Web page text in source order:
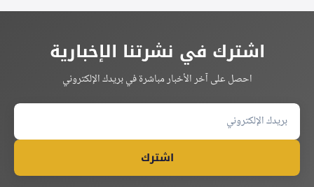
اشترك في نشرتنا الإخبارية
احصل على آخر الأخبار مباشرة في بريدك الإلكتروني
اشترك